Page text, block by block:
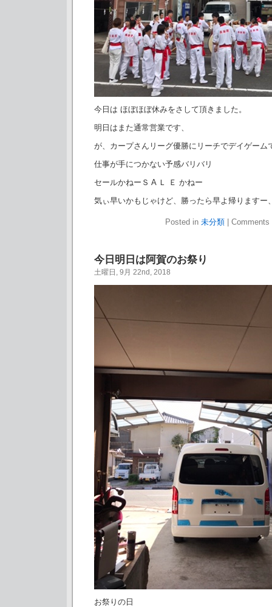
今日は ほぼほぼ休みをさして頂きました。
明日はまた通常営業です、
が、カープさんリーグ優勝にリーチでデイゲーム
仕事が手につかない予感バリバリ
セールかねーＳ A Ｌ Ｅ かねー
気ぃ早いかもじゃけど、勝ったら早よ帰りますー
Posted in 未分類 Comments
今日明日は阿賀のお祭り
土曜日, 9月 22nd, 2018
お祭りの日